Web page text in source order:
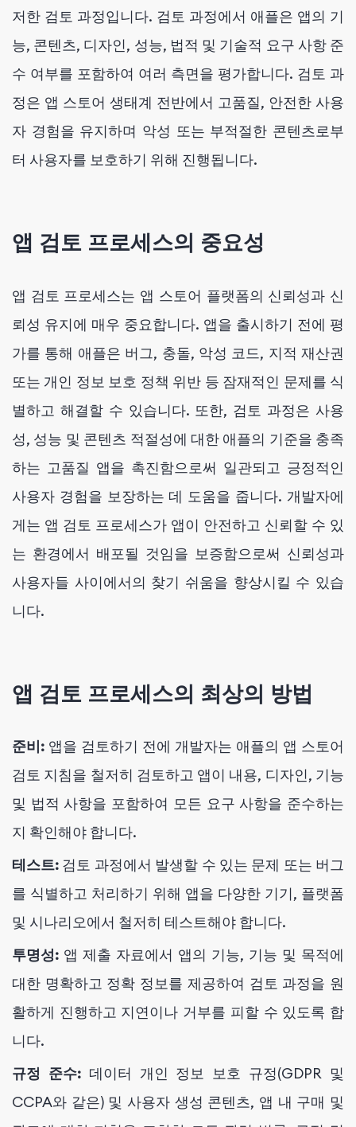
저한 검토 과정입니다. 검토 과정에서 애플은 앱의 기
능, 콘텐츠, 디자인, 성능, 법적 및 기술적 요구 사항 준
수 여부를 포함하여 여러 측면을 평가합니다. 검토 과
정은 앱 스토어 생태계 전반에서 고품질, 안전한 사용
자 경험을 유지하며 악성 또는 부적절한 콘텐츠로부
터 사용자를 보호하기 위해 진행됩니다.
앱 검토 프로세스의 중요성
앱 검토 프로세스는 앱 스토어 플랫폼의 신뢰성과 신
뢰성 유지에 매우 중요합니다. 앱을 출시하기 전에 평
가를 통해 애플은 버그, 충돌, 악성 코드, 지적 재산권
또는 개인 정보 보호 정책 위반 등 잠재적인 문제를 식
별하고 해결할 수 있습니다. 또한, 검토 과정은 사용
성, 성능 및 콘텐츠 적절성에 대한 애플의 기준을 충족
하는 고품질 앱을 촉진함으로써 일관되고 긍정적인
사용자 경험을 보장하는 데 도움을 줍니다. 개발자에
게는 앱 검토 프로세스가 앱이 안전하고 신뢰할 수 있
는 환경에서 배포될 것임을 보증함으로써 신뢰성과
사용자들 사이에서의 찾기 쉬움을 향상시킬 수 있습
니다.
앱 검토 프로세스의 최상의 방법
준비: 앱을 검토하기 전에 개발자는 애플의 앱 스토어
검토 지침을 철저히 검토하고 앱이 내용, 디자인, 기능
및 법적 사항을 포함하여 모든 요구 사항을 준수하는
지 확인해야 합니다.
테스트: 검토 과정에서 발생할 수 있는 문제 또는 버그
를 식별하고 처리하기 위해 앱을 다양한 기기, 플랫폼
및 시나리오에서 철저히 테스트해야 합니다.
투명성: 앱 제출 자료에서 앱의 기능, 기능 및 목적에
대한 명확하고 정확 정보를 제공하여 검토 과정을 원
활하게 진행하고 지연이나 거부를 피할 수 있도록 합
니다.
규정 준수:데이터 개인 정보 보호 규정(GDPR 및
CCPA와 같은) 및 사용자 생성 콘텐츠, 앱 내 구매 및